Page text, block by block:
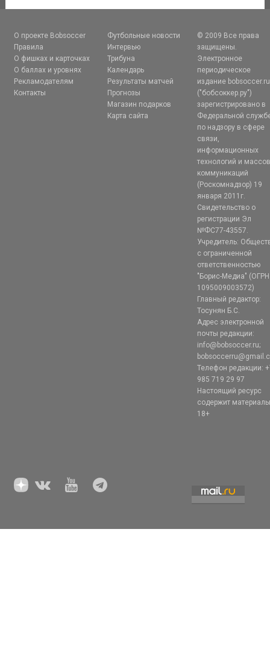
О проекте Bobsoccer
Правила
О фишках и карточках
О баллах и уровнях
Рекламодателям
Контакты
Футбольные новости
Интервью
Трибуна
Календарь
Результаты матчей
Прогнозы
Магазин подарков
Карта сайта
© 2009 Все права
защищены.
Электронное
периодическое
издание bobsoccer.ru
("бобсоккер.ру")
зарегистрировано в
Федеральной
по надзору в сфере
связи,
информационных
технологий и
коммуникаций
(Роскомнадзор) 19
января 2011г.
Свидетельство о
регистрации Эл
№ФС77-43557.
Учредитель:
с ограниченной
ответственностью
"Борис-Медиа" (ОГРН
1095009003572)
Главный редактор:
Тосунян Б.С.
Адрес электронной
почты редакции:
info@bobsoccer.ru;
Телефон редакции:
985 719 29 97
Настоящий ресурс
содержит
18+